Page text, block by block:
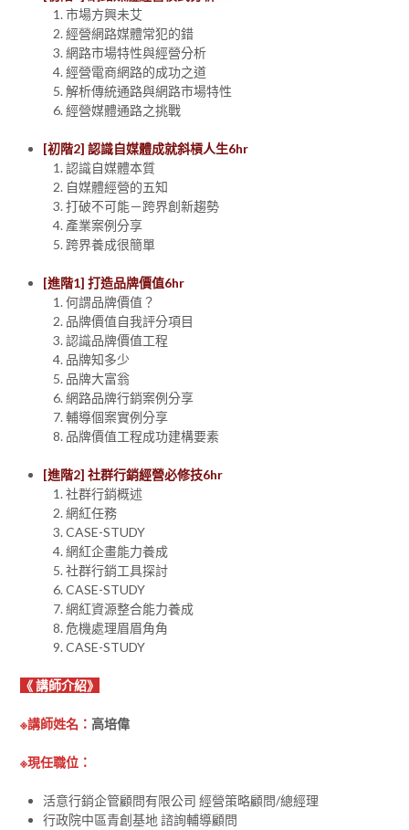
市場方興未艾
經營網路媒體常犯的錯
網路市場特性與經營分析
經營電商網路的成功之道
解析傳統通路與網路市場特性
經營媒體通路之挑戰
[初階2] 認識自媒體成就斜槓人生6hr
認識自媒體本質
自媒體經營的五知
打破不可能－跨界創新趨勢
產業案例分享
跨界養成很簡單
[進階1] 打造品牌價值6hr
何謂品牌價值？
品牌價值自我評分項目
認識品牌價值工程
品牌知多少
品牌大富翁
網路品牌行銷案例分享
輔導個案實例分享
品牌價值工程成功建構要素
[進階2] 社群行銷經營必修技6hr
社群行銷概述
網紅任務
CASE-STUDY
網紅企畫能力養成
社群行銷工具探討
CASE-STUDY
網紅資源整合能力養成
危機處理眉眉角角
CASE-STUDY
《 講師介紹》
※講師姓名：高培偉
※現任職位：
活意行銷企管顧問有限公司 經營策略顧問/總經理
行政院中區青創基地 諮詢輔導顧問